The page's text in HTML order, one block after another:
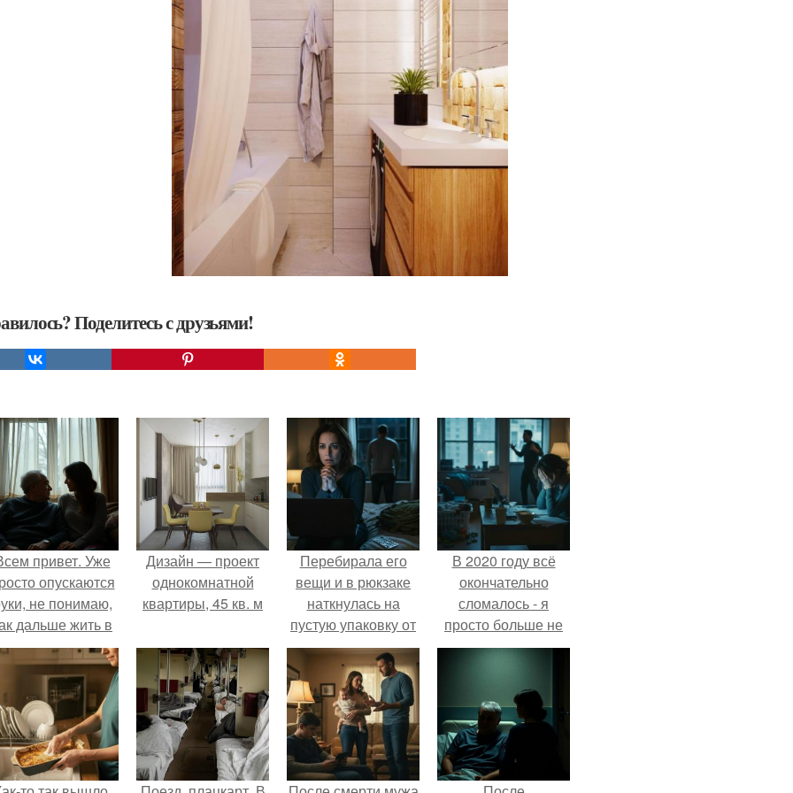
Поделитесь с друзьями!
привет. Уже
опускаются
не понимаю,
дальше жить в
этой ситуации.
Дизайн — проект
однокомнатной
квартиры, 45 кв. м
Перебирала его
вещи и в рюкзаке
наткнулась на
пустую упаковку от
каких-то таблеток.
В 2020 году всё
окончательно
сломалось - я
просто больше не
тянула всё одна.